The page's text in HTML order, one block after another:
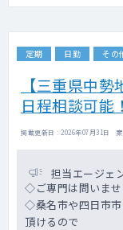
定期 日勤 その
【三重県中
日程相談可能
掲載更新日 : 2026年07月31日
担当エージェ
◇ご専門は問いませ
◇桑名市や四日市市
頂けるので